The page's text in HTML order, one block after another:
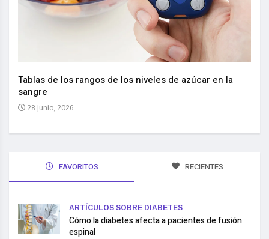
Tablas de los rangos de los niveles de azúcar en la
sangre
28 junio, 2026
FAVORITOS RECIENTES
ARTÍCULOS SOBRE DIABETES
Cómo la diabetes afecta a pacientes de fusión
espinal